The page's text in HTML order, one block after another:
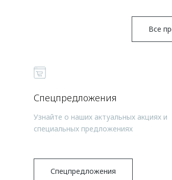
Все
Спецпредложения
Узнайте о наших актуальных акциях и
специальных предложениях
Спецпредложения